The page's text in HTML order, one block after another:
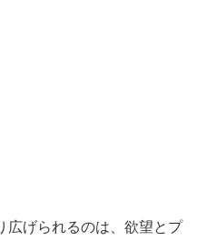
広げられるのは、欲望とプ